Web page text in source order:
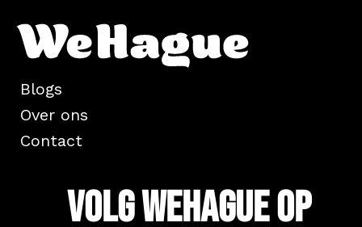
Blogs
Over ons
Contact
Volg WeHague op